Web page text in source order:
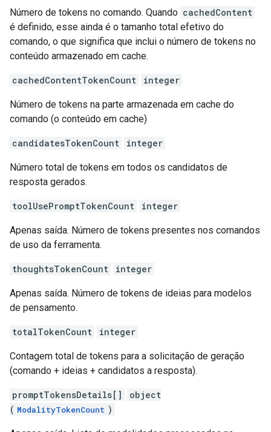
Número de tokens no comando. Quando cachedContent
é definido, esse ainda é o tamanho total efetivo do
comando, o que significa que inclui o número de tokens no
conteúdo armazenado em cache.
cachedContentTokenCount integer
Número de tokens na parte armazenada em cache do
comando (o conteúdo em cache)
candidatesTokenCount integer
Número total de tokens em todos os candidatos de
resposta gerados.
toolUsePromptTokenCount integer
Apenas saída. Número de tokens presentes nos comandos
de uso da ferramenta.
thoughtsTokenCount integer
Apenas saída. Número de tokens de ideias para modelos
de pensamento.
totalTokenCount integer
Contagem total de tokens para a solicitação de geração
(comando + ideias + candidatos a resposta).
promptTokensDetails[]
object
( ModalityTokenCount )